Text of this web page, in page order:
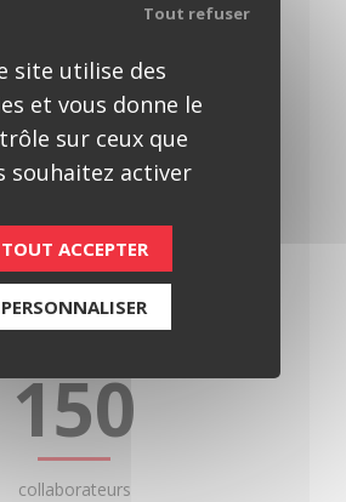
entreprise à taille humaine
régulier et raisonné
15
de chiffre d’affaires en 2025
150
collaborateurs
site utilise des
et vous donne le
sur ceux que
souhaitez activer
TOUT ACCEPTER
Tout refuser
PERSONNALISER